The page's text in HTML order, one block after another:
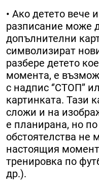
• Ако детето вече
разписание може
допълнителни
символизират
разбере детето
момента, е
с надпис ‘’СТОП’’
картинката. Тази
сложи и на
е планирана, но
обстоятелства не
настоящия
тренировка по
др.).